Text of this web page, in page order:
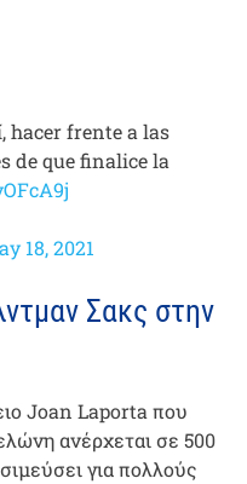
hacer frente a las
de que finalice la
18, 2021
Σακς στην
Joan Laporta που
ανέρχεται σε 500
για πολλούς